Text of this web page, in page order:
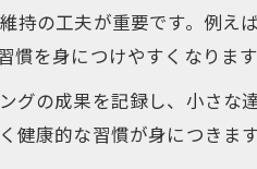
の工夫が重要です。例え
慣を身につけやすくなりま
の成果を記録し、小さな
健康的な習慣が身につきま